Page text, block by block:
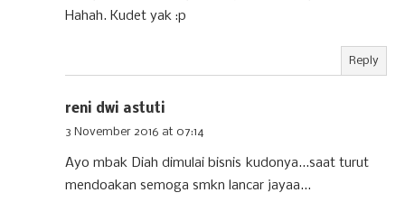
Hahah. Kudet yak :p
Reply
reni dwi astuti
3 November 2016 at 07:14
Ayo mbak Diah dimulai bisnis kudonya...saat turut
mendoakan semoga smkn lancar jayaa...